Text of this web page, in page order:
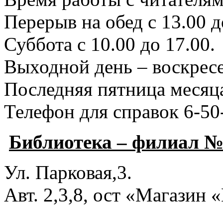
Перерыв на обед с 13.00
Суббота с 10.00 до 17.00.
Выходной день –
Последняя пятница
Телефон для справок 6-
Библиотека – филиал
Ул. Парковая,3.
Авт. 2,3,8, ост «Магазин